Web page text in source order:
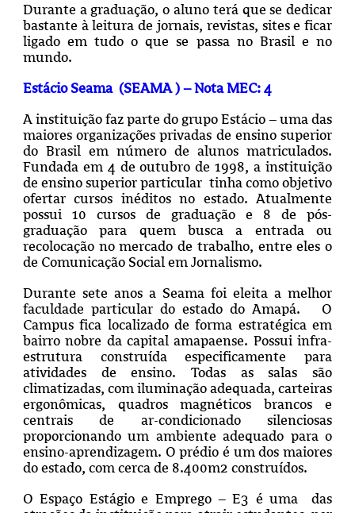
Durante a graduação, o aluno terá que se dedicar
bastante à leitura de jornais, revistas, sites e ficar
ligado em tudo o que se passa no Brasil e no
mundo.
Estácio Seama (SEAMA ) – Nota MEC: 4
A instituição faz parte do grupo Estácio – uma das
maiores organizações privadas de ensino superior
do Brasil em número de alunos matriculados.
Fundada em 4 de outubro de 1998, a instituição
de ensino superior particular tinha como objetivo
ofertar cursos inéditos no estado. Atualmente
possui 10 cursos de graduação e 8 de pós-
graduação para quem busca a entrada ou
recolocação no mercado de trabalho, entre eles o
de Comunicação Social em Jornalismo.
Durante sete anos a Seama foi eleita a melhor
faculdade particular do estado do Amapá. O
Campus fica localizado de forma estratégica em
bairro nobre da capital amapaense. Possui infra-
estrutura construída especificamente para
atividades de ensino. Todas as salas são
climatizadas, com iluminação adequada, carteiras
ergonômicas, quadros magnéticos brancos e
centrais de ar-condicionado silenciosas
proporcionando um ambiente adequado para o
ensino-aprendizagem. O prédio é um dos maiores
do estado, com cerca de 8.400m2 construídos.
O Espaço Estágio e Emprego – E3 é uma das